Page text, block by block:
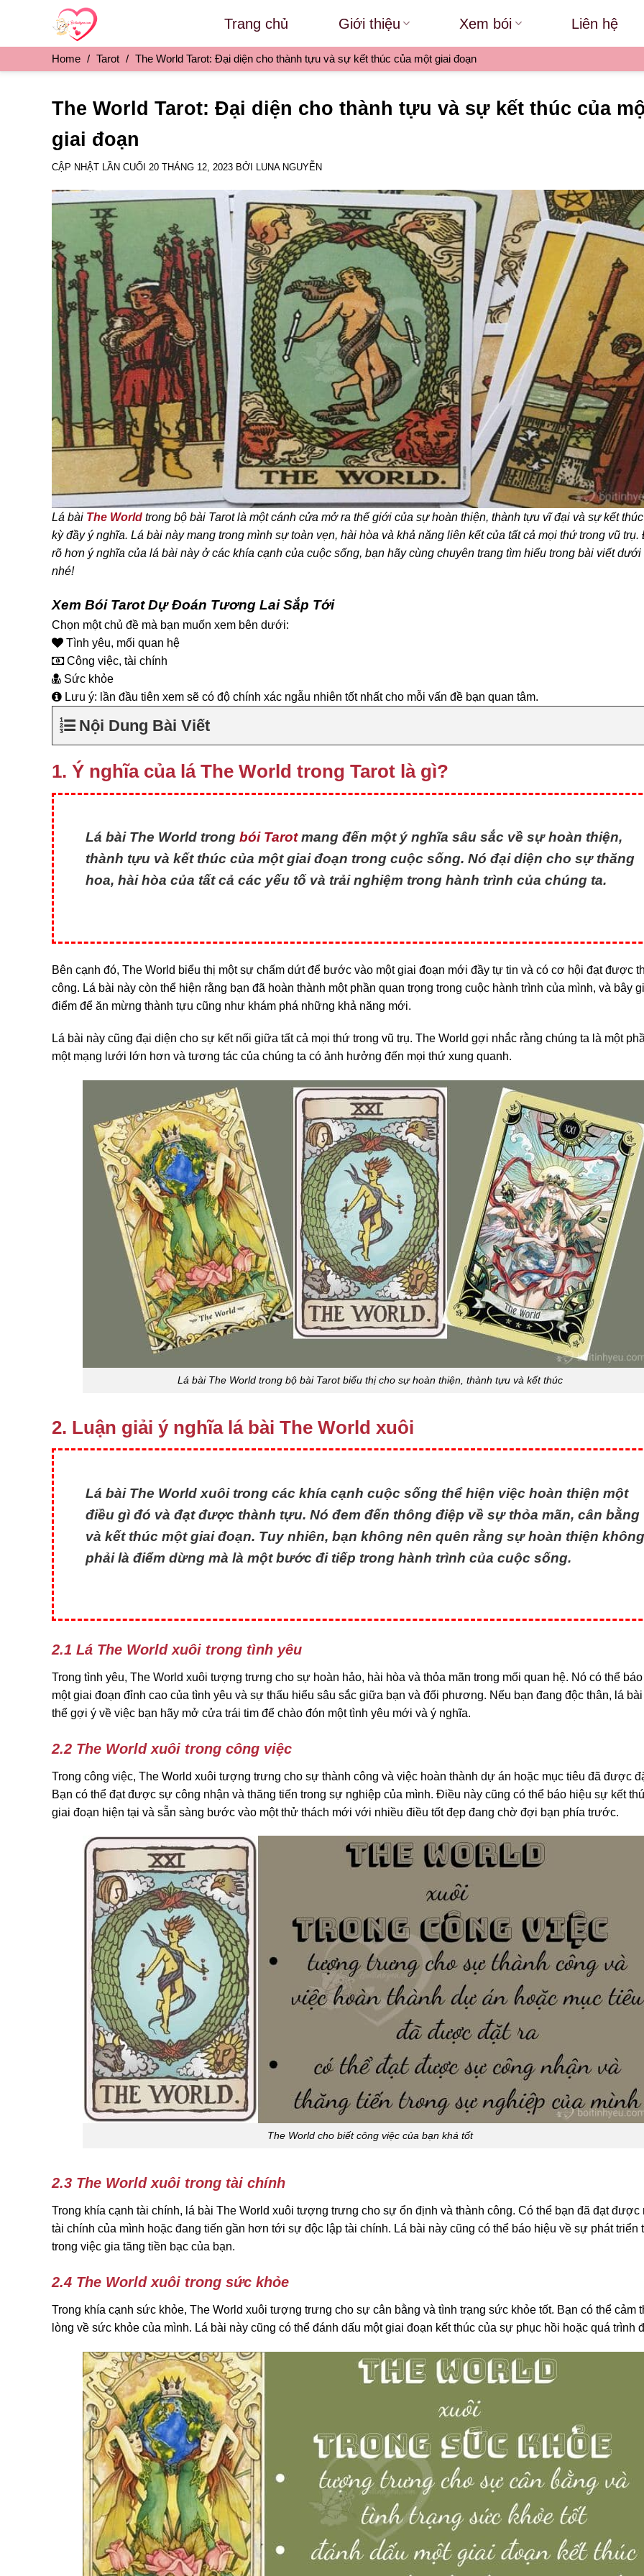
content
Trang chủ Giới thiệu Xem bói Liên hệ
Home / Tarot / The World Tarot: Đại diện cho thành tựu và sự kết thúc của một giai đoạn
The World Tarot: Đại diện cho thành tựu và sự kết thúc của
giai đoạn
CẬP NHẬT LẦN CUỐI 20 THÁNG 12, 2023 BỞI LUNA NGUYỄN
Lá bài The World trong bộ bài Tarot là một cánh cửa mở ra thế giới của sự hoàn thiện, thành tựu vĩ đại và sự kết
kỳ đầy ý nghĩa. Lá bài này mang trong mình sự toàn vẹn, hài hòa và khả năng liên kết của tất cả mọi thứ trong vũ
rõ hơn ý nghĩa của lá bài này ở các khía cạnh của cuộc sống, bạn hãy cùng chuyên trang tìm hiểu trong bài viết dưới
nhé!
Xem Bói Tarot Dự Đoán Tương Lai Sắp Tới
Chọn một chủ đề mà bạn muốn xem bên dưới:
Tình yêu, mối quan hệ
Công việc, tài chính
Sức khỏe
Lưu ý: lần đầu tiên xem sẽ có độ chính xác ngẫu nhiên tốt nhất cho mỗi vấn đề bạn quan tâm.
Nội Dung Bài Viết
1. Ý nghĩa của lá The World trong Tarot là gì?
Lá bài The World trongbói Tarotmang đến một ý nghĩa sâu sắc về sự hoàn thiện,
thành tựu và kết thúc của một giai đoạn trong cuộc sống. Nó đại diện cho sự thăng
hoa, hài hòa của tất cả các yếu tố và trải nghiệm trong hành trình của chúng ta.
Bên cạnh đó, The World biểu thị một sự chấm dứt để bước vào một giai đoạn mới đầy tự tin và có cơ hội đạt được
công. Lá bài này còn thể hiện rằng bạn đã hoàn thành một phần quan trọng trong cuộc hành trình của mình, và bây
điểm để ăn mừng thành tựu cũng như khám phá những khả năng mới.
Lá bài này cũng đại diện cho sự kết nối giữa tất cả mọi thứ trong vũ trụ. The World gợi nhắc rằng chúng ta là một
một mạng lưới lớn hơn và tương tác của chúng ta có ảnh hưởng đến mọi thứ xung quanh.
Lá bài The World trong bộ bài Tarot biểu thị cho sự hoàn thiện, thành tựu và kết thúc
2. Luận giải ý nghĩa lá bài The World xuôi
Lá bài The World xuôi trong các khía cạnh cuộc sống thể hiện việc hoàn thiện một
điều gì đó và đạt được thành tựu. Nó đem đến thông điệp về sự thỏa mãn, cân bằng
và kết thúc một giai đoạn. Tuy nhiên, bạn không nên quên rằng sự hoàn thiện
phải là điểm dừng mà là một bước đi tiếp trong hành trình của cuộc sống.
2.1 Lá The World xuôi trong tình yêu
Trong tình yêu, The World xuôi tượng trưng cho sự hoàn hảo, hài hòa và thỏa mãn trong mối quan hệ. Nó có thể
một giai đoạn đỉnh cao của tình yêu và sự thấu hiểu sâu sắc giữa bạn và đối phương. Nếu bạn đang độc thân, lá
thể gợi ý về việc bạn hãy mở cửa trái tim để chào đón một tình yêu mới và ý nghĩa.
2.2 The World xuôi trong công việc
Trong công việc, The World xuôi tượng trưng cho sự thành công và việc hoàn thành dự án hoặc mục tiêu đã được
Bạn có thể đạt được sự công nhận và thăng tiến trong sự nghiệp của mình. Điều này cũng có thể báo hiệu sự kết
giai đoạn hiện tại và sẵn sàng bước vào một thử thách mới với nhiều điều tốt đẹp đang chờ đợi bạn phía trước.
The World cho biết công việc của bạn khá tốt
2.3 The World xuôi trong tài chính
Trong khía cạnh tài chính, lá bài The World xuôi tượng trưng cho sự ổn định và thành công. Có thể bạn đã đạt được
tài chính của mình hoặc đang tiến gần hơn tới sự độc lập tài chính. Lá bài này cũng có thể báo hiệu về sự phát triển
trong việc gia tăng tiền bạc của bạn.
2.4 The World xuôi trong sức khỏe
Trong khía cạnh sức khỏe, The World xuôi tượng trưng cho sự cân bằng và tình trạng sức khỏe tốt. Bạn có thể cảm
lòng về sức khỏe của mình. Lá bài này cũng có thể đánh dấu một giai đoạn kết thúc của sự phục hồi hoặc quá trình